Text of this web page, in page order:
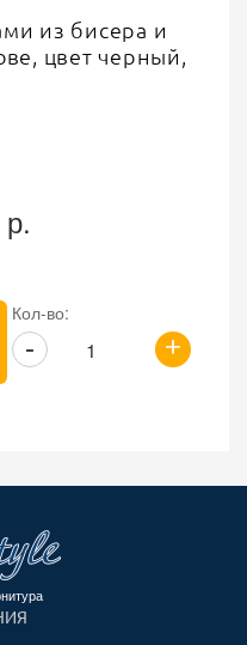
из бисера и
цвет черный,
Кол-во:
+
-